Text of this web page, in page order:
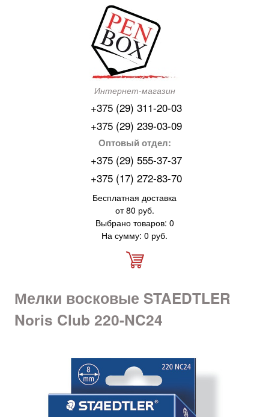
Интернет-магазин
+375 (29) 311-20-03
+375 (29) 239-03-09
Оптовый отдел:
+375 (29) 555-37-37
+375 (17) 272-83-70
Бесплатная доставка
от 80 руб.
Выбрано товаров: 0
На сумму: 0 руб.
Мелки восковые STAEDTLER
Noris Club 220-NC24